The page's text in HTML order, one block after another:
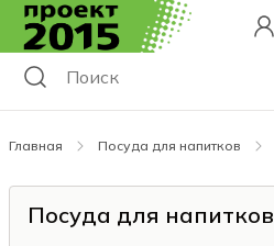
Главная Посуда для напитков
Посуда для напитков